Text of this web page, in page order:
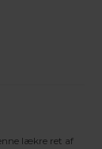
lækre ret af